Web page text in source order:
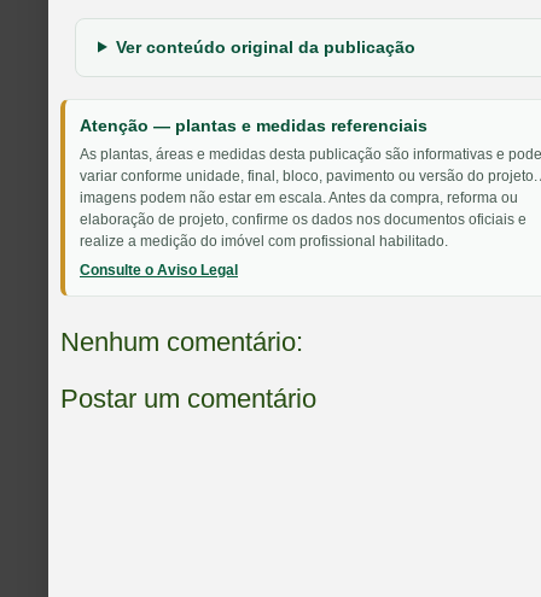
Ver conteúdo original da publicação
Atenção — plantas e medidas referenciais
As plantas, áreas e medidas desta publicação são informativas e
variar conforme unidade, final, bloco, pavimento ou versão do projeto.
imagens podem não estar em escala. Antes da compra, reforma ou
elaboração de projeto, confirme os dados nos documentos oficiais e
realize a medição do imóvel com profissional habilitado.
Consulte o Aviso Legal
Nenhum comentário:
Postar um comentário